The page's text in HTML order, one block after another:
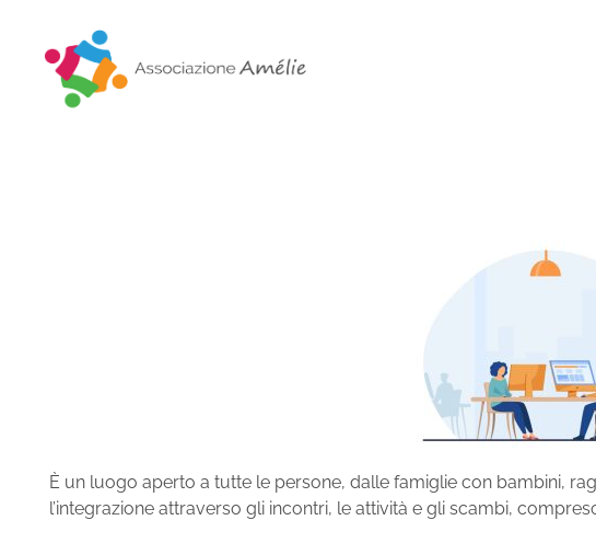
È un luogo aperto a tutte le persone, dalle famiglie con bambini,
l’integrazione attraverso gli incontri, le attività e gli scambi,